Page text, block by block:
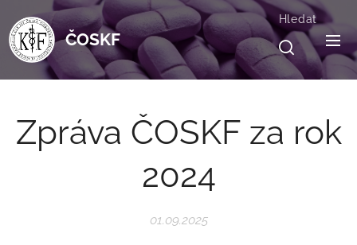
ČOSKF
Hledat
Zpráva ČOSKF za rok
2024
01.09.2025